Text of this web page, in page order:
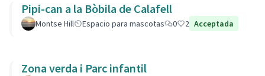
Pipi-can a la Bòbila de Calafell
Montse Hill Espacio para mascotas 0 2 Acceptada
Zona verda i Parc infantil